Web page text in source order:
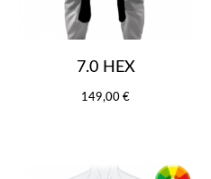
7.0 HEX
149,00 €